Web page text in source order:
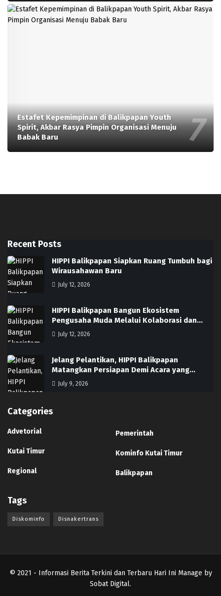
Estafet Kepemimpinan di Balikpapan Youth
Spirit, Akbar Rasya Pimpin Organisasi Menuju
Babak Baru
Recent Posts
HIPPI Balikpapan Siapkan Ruang Tumbuh bagi
Wirausahawan Baru
July 12, 2026
HIPPI Balikpapan Bangun Ekosistem
Pengusaha Muda Melalui Kolaborasi dan…
July 12, 2026
Jelang Pelantikan, HIPPI Balikpapan
Matangkan Persiapan Demi Acara yang…
July 9, 2026
Categories
Advetorial
Kutai Timur
Regional
Pemerintah
Kominfo Kutai Timur
Balikpapan
Tags
Diskominfo Disnakertrans
© 2021 - Informasi Berita Terkini dan Terbaru Hari Ini Manage by
Sobat Digital.